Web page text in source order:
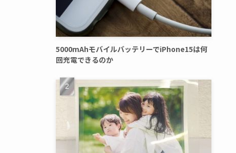
5000mAhモバイルバッテリーでiPhone15は何
回充電できるのか